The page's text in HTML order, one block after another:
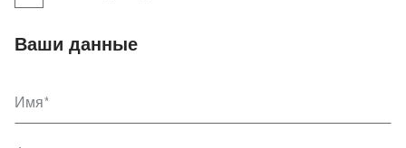
Ваши данные
Имя